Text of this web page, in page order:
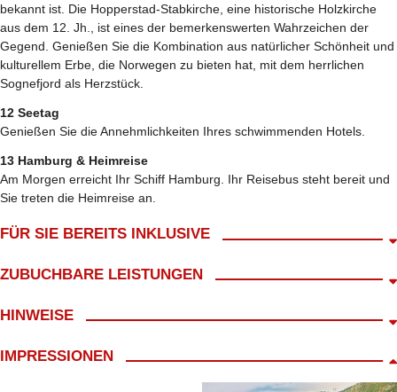
bekannt ist. Die Hopperstad-Stabkirche, eine historische Holzkirche
aus dem 12. Jh., ist eines der bemerkenswerten Wahrzeichen der
Gegend. Genießen Sie die Kombination aus natürlicher Schönheit und
kulturellem Erbe, die Norwegen zu bieten hat, mit dem herrlichen
Sognefjord als Herzstück.
12 Seetag
Genießen Sie die Annehmlichkeiten Ihres schwimmenden Hotels.
13 Hamburg & Heimreise
Am Morgen erreicht Ihr Schiff Hamburg. Ihr Reisebus steht bereit und
Sie treten die Heimreise an.
FÜR SIE BEREITS INKLUSIVE
An- und Abreise zum Hafen im modernen Reisebus
Reisebegleitung während der Kreuzfahrt durch LANG Reisen
12x Übernachtung in der gebuchten Kabine
ZUBUCHBARE LEISTUNGEN
Getränkepaket MyItalian Genusspaket 380,-€ p.P.
ausgesuchter Weine,
HINWEISE
Die Tagesbeschreibung der Reise stellt die jeweilige Hafenstadt und
IMPRESSIONEN